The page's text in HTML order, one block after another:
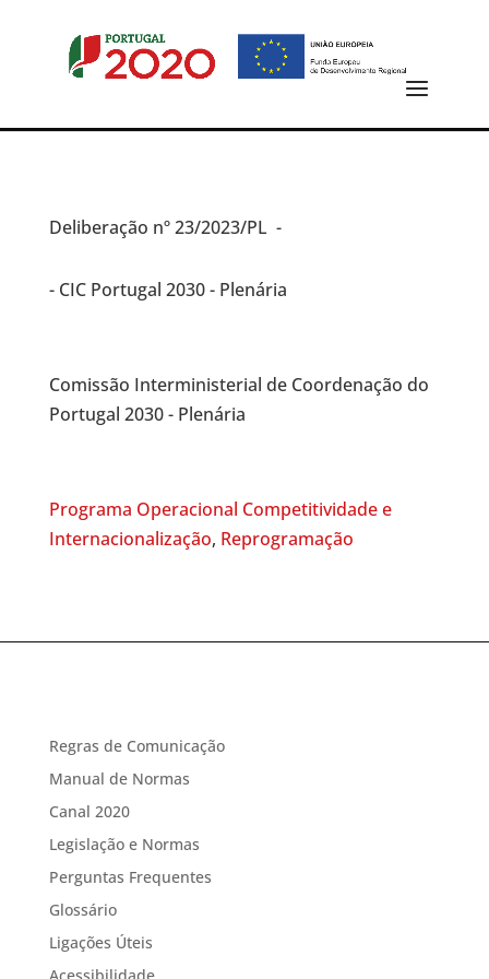
Deliberação nº 23/2023/PL -
- CIC Portugal 2030 - Plenária
Comissão Interministerial de Coordenação do
Portugal 2030 - Plenária
Programa Operacional Competitividade e
Internacionalização, Reprogramação
Regras de Comunicação
Manual de Normas
Canal 2020
Legislação e Normas
Perguntas Frequentes
Glossário
Ligações Úteis